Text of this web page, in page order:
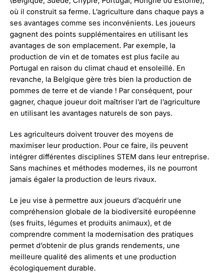
où il construit sa ferme. L’agriculture dans chaque pays a
ses avantages comme ses inconvénients. Les joueurs
gagnent des points supplémentaires en utilisant les
avantages de son emplacement. Par exemple, la
production de vin et de tomates est plus facile au
Portugal en raison du climat chaud et ensoleillé. En
revanche, la Belgique gère très bien la production de
pommes de terre et de viande ! Par conséquent, pour
gagner, chaque joueur doit maîtriser l’art de l’agriculture
en utilisant les avantages naturels de son pays.
Les agriculteurs doivent trouver des moyens de
maximiser leur production. Pour ce faire, ils peuvent
intégrer différentes disciplines STEM dans leur entreprise.
Sans machines et méthodes modernes, ils ne pourront
jamais égaler la production de leurs rivaux.
Le jeu vise à permettre aux joueurs d’acquérir une
compréhension globale de la biodiversité européenne
(ses fruits, légumes et produits animaux), et de
comprendre comment la modernisation des pratiques
permet d’obtenir de plus grands rendements, une
meilleure qualité des aliments et une production
écologiquement durable.